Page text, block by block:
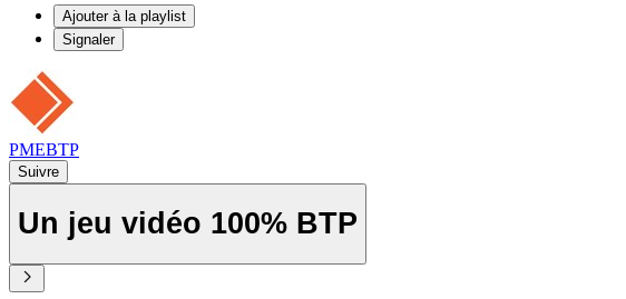
Ajouter à la playlist
Signaler
PMEBTP
Suivre
Un jeu vidéo 100% BTP